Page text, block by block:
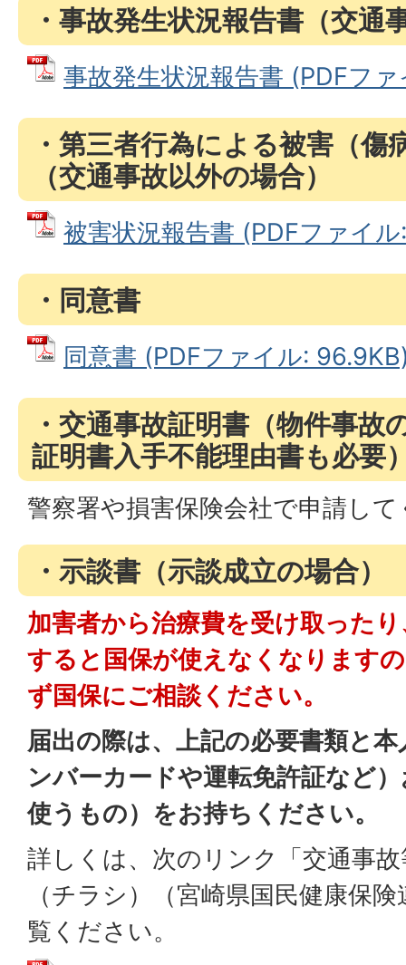
・事故発生状況報告書（交通
事故発生状況報告書 (PDFフ
・第三者行為による被害（傷
（交通事故以外の場合）
被害状況報告書 (PDFファイ
・同意書
同意書 (PDFファイル:
・交通事故証明書（物件事故
証明書入手不能理由書も必要
警察署や損害保険会社で申請し
・示談書（示談成立の場合）
加害者から治療費を受け取った
すると国保が使えなくなります
ず国保にご相談ください。
届出の際は、上記の必要書類と
ンバーカードや運転免許証など
使うもの）をお持ちください。
詳しくは、次のリンク「交通事
（チラシ）（宮崎県国民健康保
覧ください。